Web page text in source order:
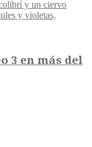
3 en más del